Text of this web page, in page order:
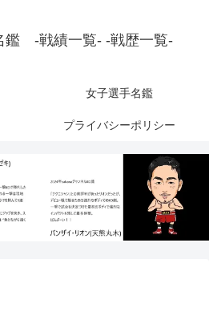
鑑 -戦績一覧- -戦歴一覧-
女子選手名鑑
プライバシーポリシー